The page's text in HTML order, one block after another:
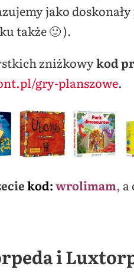
jako
także 🙂 ).
zniżkowykod
gry-planszowe.
kod:wrolimam, a
i